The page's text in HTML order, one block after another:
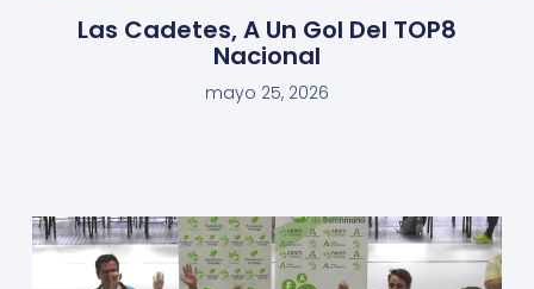
Las Cadetes, A Un Gol Del TOP8
Nacional
mayo 25, 2026